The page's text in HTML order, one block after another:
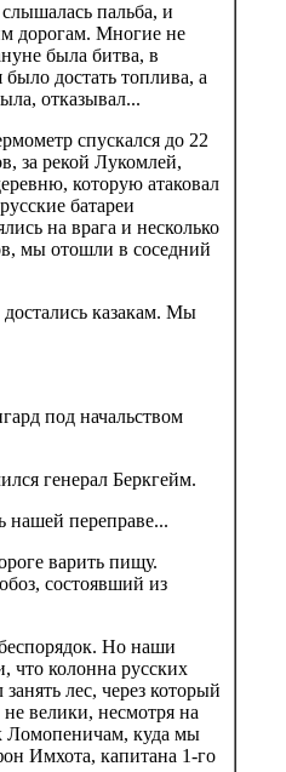
пальба, и
дорогам. Многие не
была битва, в
достать топлива, а
отказывал...
спускался до 22
за рекой Лукомлей,
которую атаковал
батареи
на врага и несколько
мы отошли в соседний
казакам. Мы
под начальством
генерал Беркгейм.
нашей переправе...
варить пищу.
состоявший из
Но наши
что колонна русских
лес, через который
велики, несмотря на
Ломопеничам, куда мы
Имхота, капитана 1-го